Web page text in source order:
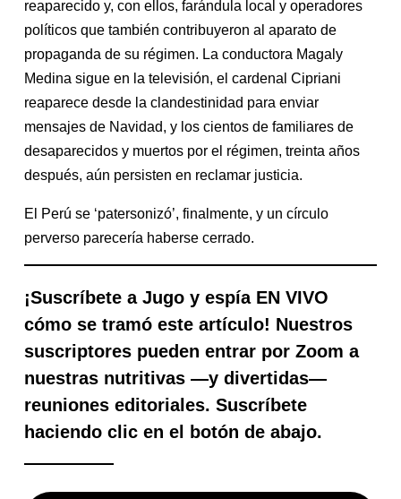
reaparecido y, con ellos, farándula local y operadores
políticos que también contribuyeron al aparato de
propaganda de su régimen. La conductora Magaly
Medina sigue en la televisión, el cardenal Cipriani
reaparece desde la clandestinidad para enviar
mensajes de Navidad, y los cientos de familiares de
desaparecidos y muertos por el régimen, treinta años
después, aún persisten en reclamar justicia.
El Perú se ‘patersonizó’, finalmente, y un círculo
perverso parecería haberse cerrado.
¡Suscríbete a Jugo y espía EN VIVO
cómo se tramó este artículo! Nuestros
suscriptores pueden entrar por Zoom a
nuestras nutritivas —y divertidas—
reuniones editoriales. Suscríbete
haciendo clic en el botón de abajo.